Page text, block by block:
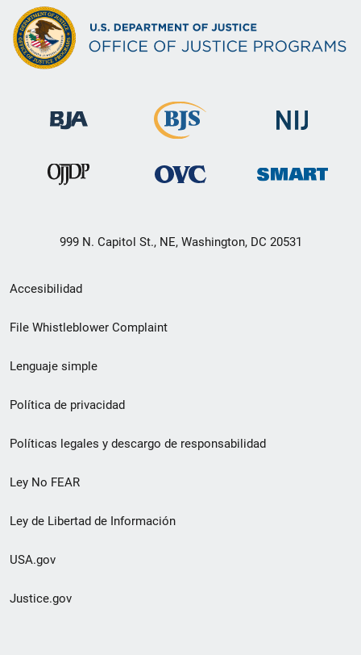
999 N. Capitol St., NE, Washington, DC 20531
Menú
de
de
pie
de
página
Accesibilidad
File Whistleblower Complaint
Lenguaje simple
Política de privacidad
Políticas legales y descargo de responsabilidad
Ley No FEAR
Ley de Libertad de Información
USA.gov
Justice.gov